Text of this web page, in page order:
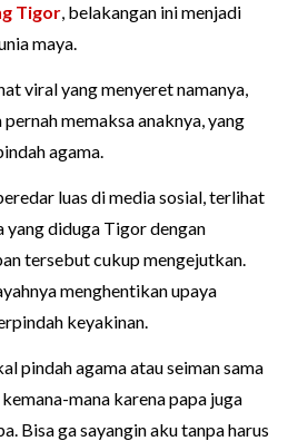
Tigor, belakangan ini menjadi
maya.
viral yang menyeret namanya,
memaksa anaknya, yang
agama.
luas di media sosial, terlihat
yang diduga Tigor dengan
tersebut cukup mengejutkan.
menghentikan upaya
keyakinan.
pindah agama atau seiman sama
mana karena papa juga
Bisa ga sayangin aku tanpa harus